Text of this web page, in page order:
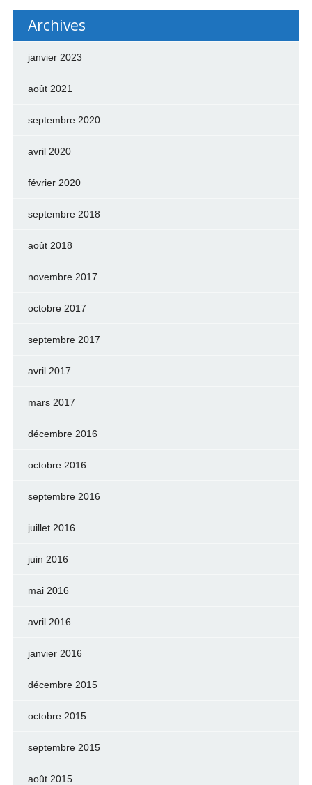
Archives
janvier 2023
août 2021
septembre 2020
avril 2020
février 2020
septembre 2018
août 2018
novembre 2017
octobre 2017
septembre 2017
avril 2017
mars 2017
décembre 2016
octobre 2016
septembre 2016
juillet 2016
juin 2016
mai 2016
avril 2016
janvier 2016
décembre 2015
octobre 2015
septembre 2015
août 2015